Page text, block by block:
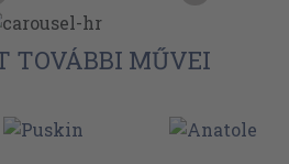
TOVÁBBI MŰVEI